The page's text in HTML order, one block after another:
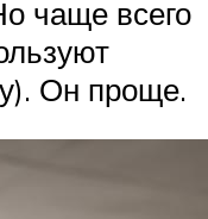
чаще всего
Он проще.